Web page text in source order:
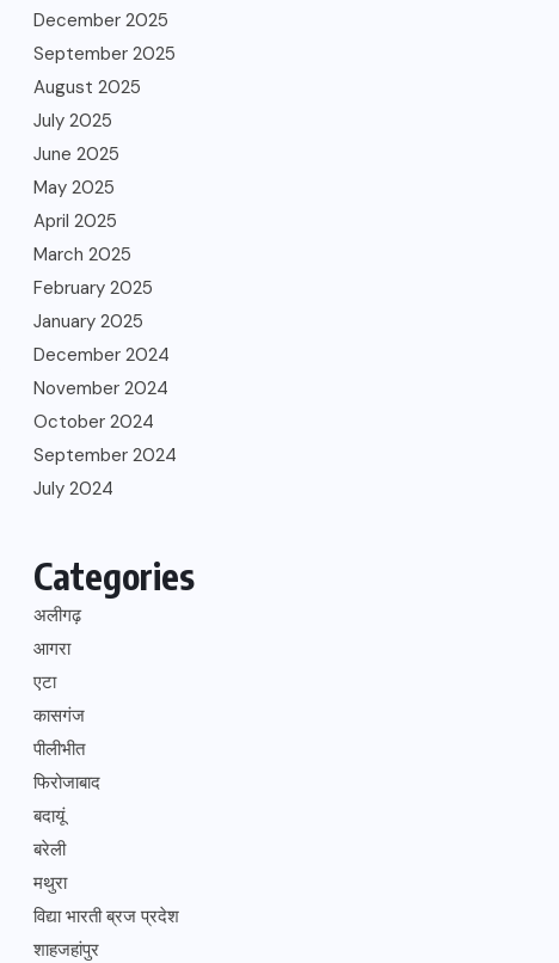
December 2025
September 2025
August 2025
July 2025
June 2025
May 2025
April 2025
March 2025
February 2025
January 2025
December 2024
November 2024
October 2024
September 2024
July 2024
Categories
अलीगढ़
आगरा
एटा
कासगंज
पीलीभीत
फिरोजाबाद
बदायूं
बरेली
मथुरा
विद्या भारती ब्रज प्रदेश
शाहजहांपुर